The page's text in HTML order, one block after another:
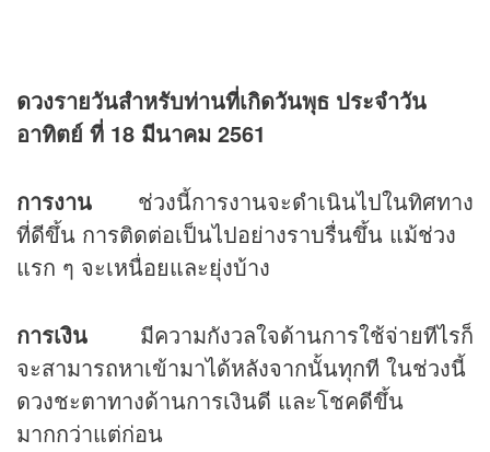
ดวงรายวันสำหรับท่านที่เกิดวันพุธ ประจำวัน
อาทิตย์ ที่ 18 มีนาคม 2561
การงาน ช่วงนี้การงานจะดำเนินไปในทิศทาง
ที่ดีขึ้น การติดต่อเป็นไปอย่างราบรื่นขึ้น แม้ช่วง
แรก ๆ จะเหนื่อยและยุ่งบ้าง
การเงิน มีความกังวลใจด้านการใช้จ่ายทีไรก็
จะสามารถหาเข้ามาได้หลังจากนั้นทุกที ในช่วงนี้
ดวงชะตาทางด้านการเงินดี และโชคดีขึ้น
มากกว่าแต่ก่อน